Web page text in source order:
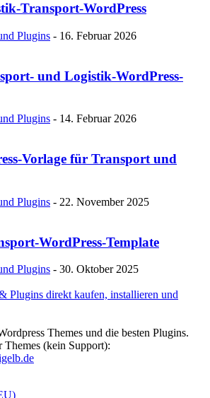
Transport-WordPress
Plugins - 16. Februar 2026
und Logistik-WordPress-
Plugins - 14. Februar 2026
Vorlage für Transport und
Plugins - 22. November 2025
WordPress-Template
Plugins - 30. Oktober 2025
Themes und die besten Plugins.
Themes (kein Support):